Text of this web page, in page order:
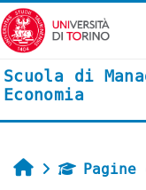
Vai al
Scuola di
Economia
Home